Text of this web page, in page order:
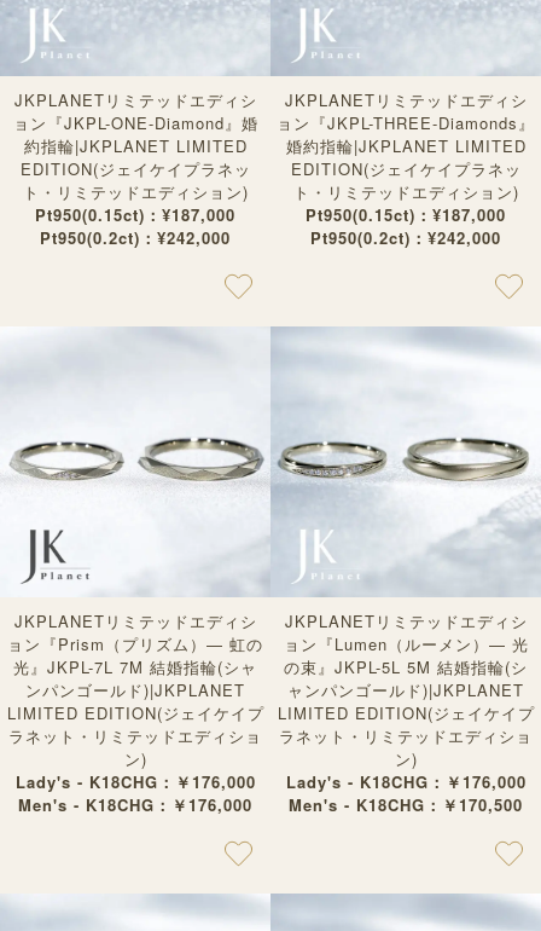
JKPLANETリミテッドエディシ
ョン『JKPL-ONE-Diamond』婚
約指輪|JKPLANET LIMITED
EDITION(ジェイケイプラネッ
ト・リミテッドエディション)
Pt950(0.15ct)：¥187,000
Pt950(0.2ct)：¥242,000
JKPLANETリミテッドエディシ
ョン『JKPL-THREE-Diamonds』
婚約指輪|JKPLANET LIMITED
EDITION(ジェイケイプラネッ
ト・リミテッドエディション)
Pt950(0.15ct)：¥187,000
Pt950(0.2ct)：¥242,000
JKPLANETリミテッドエディシ
ョン『Prism（プリズム）— 虹の
光』JKPL-7L 7M 結婚指輪(シャ
ンパンゴールド)|JKPLANET
LIMITED EDITION(ジェイケイプ
ラネット・リミテッドエディショ
ン)
Lady's - K18CHG：￥176,000
Men's - K18CHG：￥176,000
JKPLANETリミテッドエディシ
ョン『Lumen（ルーメン）— 光
の束』JKPL-5L 5M 結婚指輪(シ
ャンパンゴールド)|JKPLANET
LIMITED EDITION(ジェイケイプ
ラネット・リミテッドエディショ
ン)
Lady's - K18CHG：￥176,000
Men's - K18CHG：￥170,500